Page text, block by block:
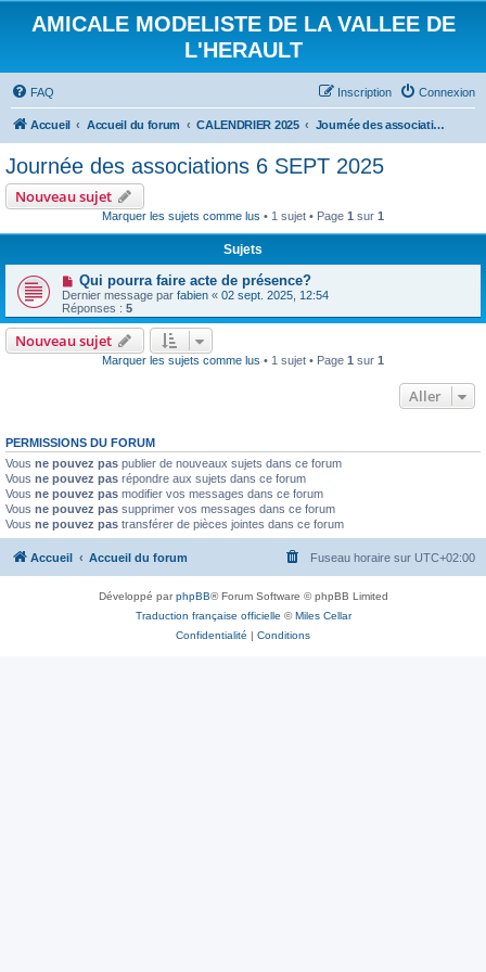
AMICALE MODELISTE DE LA VALLEE DE
L'HERAULT
FAQ Connexion
Inscription
Accueil Accueil du forum CALENDRIER 2025 Journée des associations 6 SEPT 2025
Journée des associations 6 SEPT 2025
Nouveau sujet
Marquer les sujets comme lus • 1 sujet • Page 1 sur 1
Sujets
Qui pourra faire acte de présence?
Dernier message par fabien « 02 sept. 2025, 12:54
Réponses : 5
Nouveau sujet
Marquer les sujets comme lus • 1 sujet • Page 1 sur 1
Aller
PERMISSIONS DU FORUM
Vous ne pouvez pas publier de nouveaux sujets dans ce forum
Vous ne pouvez pas répondre aux sujets dans ce forum
Vous ne pouvez pas modifier vos messages dans ce forum
Vous ne pouvez pas supprimer vos messages dans ce forum
Vous ne pouvez pas transférer de pièces jointes dans ce forum
Accueil Accueil du forum Fuseau horaire sur UTC+02:00
Développé parphpBB® Forum Software © phpBB Limited
Traduction française officielle ©Miles Cellar
Confidentialité | Conditions